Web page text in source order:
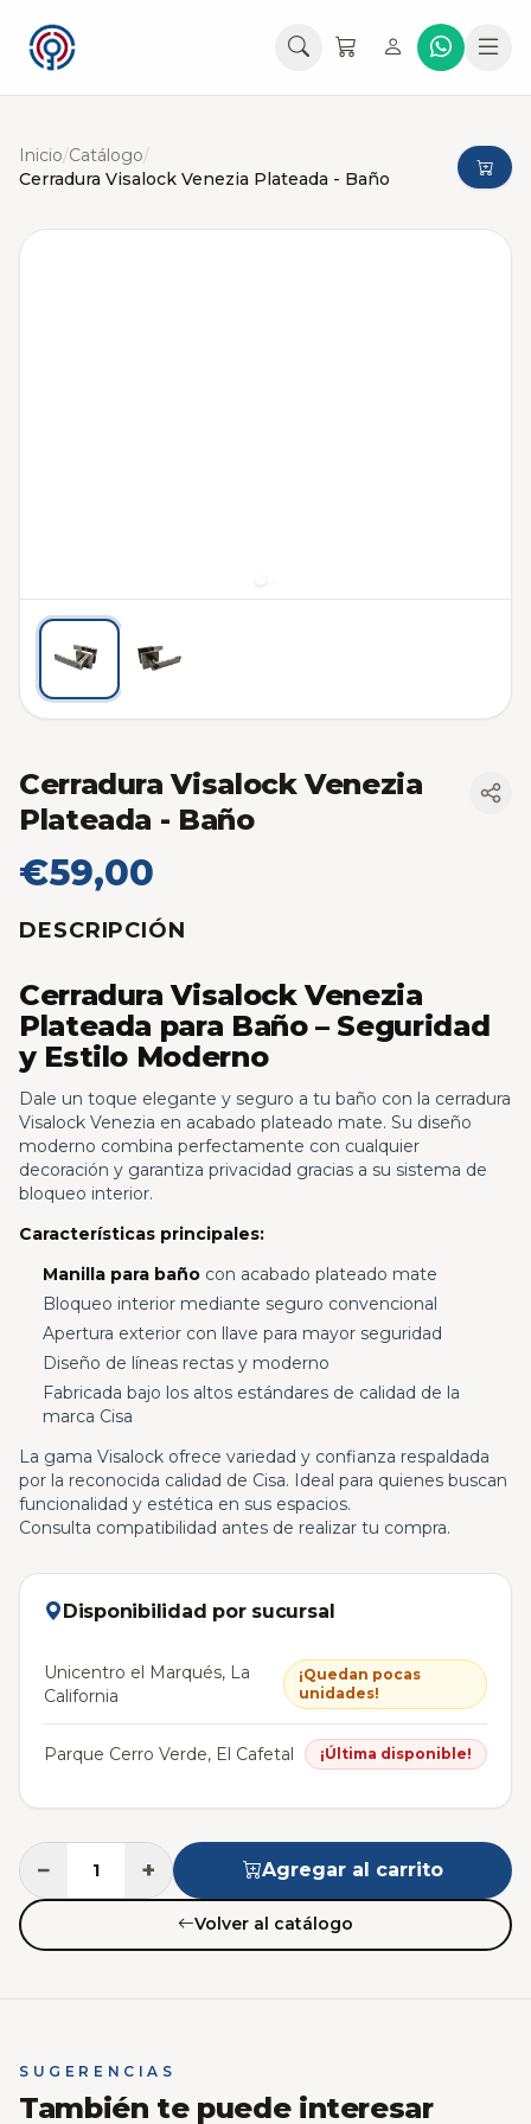
Inicio/Catálogo/
Cerradura Visalock Venezia Plateada - Baño
Cerradura Visalock Venezia
Plateada - Baño
€59,00
DESCRIPCIÓN
Cerradura Visalock Venezia
Plateada para Baño – Seguridad
y Estilo Moderno
Dale un toque elegante y seguro a tu baño con la cerradura
Visalock Venezia en acabado plateado mate. Su diseño
moderno combina perfectamente con cualquier
decoración y garantiza privacidad gracias a su sistema de
bloqueo interior.
Características principales:
Manilla para bañocon acabado plateado mate
Bloqueo interior mediante seguro convencional
Apertura exterior con llave para mayor seguridad
Diseño de líneas rectas y moderno
Fabricada bajo los altos estándares de calidad de la
marca Cisa
La gama Visalock ofrece variedad y confianza respaldada
por la reconocida calidad de Cisa. Ideal para quienes buscan
funcionalidad y estética en sus espacios.
Consulta compatibilidad antes de realizar tu compra.
Disponibilidad por sucursal
Unicentro el Marqués, La
California
¡Quedan pocas
unidades!
Parque Cerro Verde, El Cafetal ¡Última disponible!
− + Agregar al carrito
Volver al catálogo
SUGERENCIAS
También te puede interesar